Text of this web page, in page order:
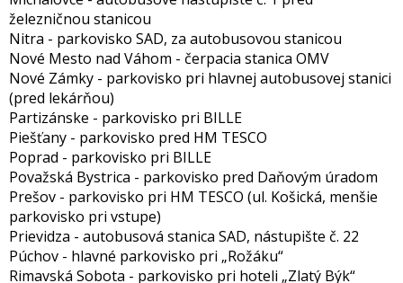
železničnou stanicou
Nitra - parkovisko SAD, za autobusovou stanicou
Nové Mesto nad Váhom - čerpacia stanica OMV
Nové Zámky - parkovisko pri hlavnej autobusovej stanici
(pred lekárňou)
Partizánske - parkovisko pri BILLE
Piešťany - parkovisko pred HM TESCO
Poprad - parkovisko pri BILLE
Považská Bystrica - parkovisko pred Daňovým úradom
Prešov - parkovisko pri HM TESCO (ul. Košická, menšie
parkovisko pri vstupe)
Prievidza - autobusová stanica SAD, nástupište č. 22
Púchov - hlavné parkovisko pri „Rožáku“
Rimavská Sobota - parkovisko pri hoteli „Zlatý Býk“